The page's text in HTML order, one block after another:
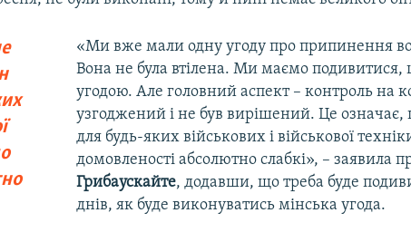
«Ми вже мали одну угоду про припинення
Вона не була втілена. Ми маємо подивитися,
угодою. Але головний аспект – контроль на
узгоджений і не був вирішений. Це
для будь-яких військових і військової
домовленості абсолютно слабкі», – заявила
Грибаускайте, додавши, що треба буде
днів, як буде виконуватись мінська угода.